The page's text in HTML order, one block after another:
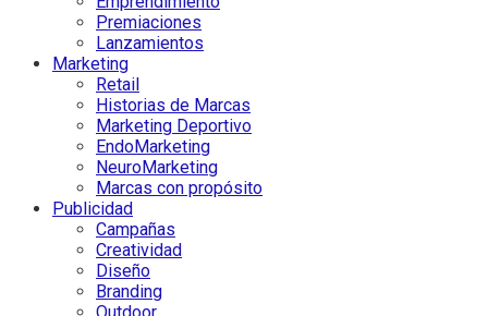
Premiaciones
Lanzamientos
Marketing
Retail
Historias de Marcas
Marketing Deportivo
EndoMarketing
NeuroMarketing
Marcas con propósito
Publicidad
Campañas
Creatividad
Diseño
Branding